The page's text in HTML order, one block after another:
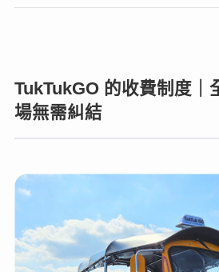
TukTukGO 的收費制度｜
場無需糾結